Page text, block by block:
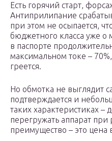
Есть горячий старт,
Антиприлипание
при этом не осыпается,
бюджетного класса уже о
в паспорте
максимальном токе –
греется.
Но обмотка не выглядит
подтверждается и
таких характеристиках –
перегружать аппарат при
преимущество – это цена